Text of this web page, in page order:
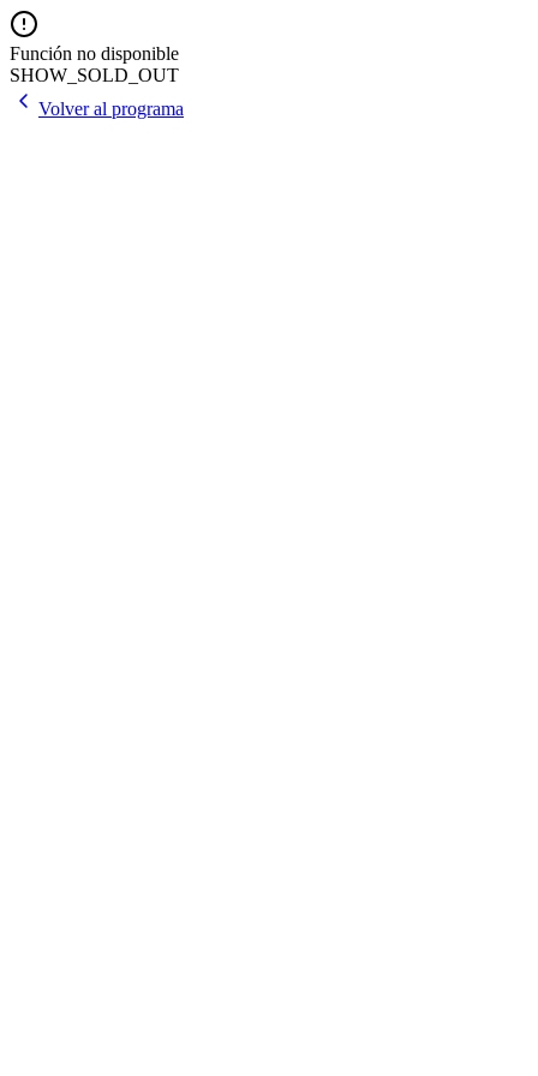
Función no disponible
SHOW_SOLD_OUT
Volver al programa